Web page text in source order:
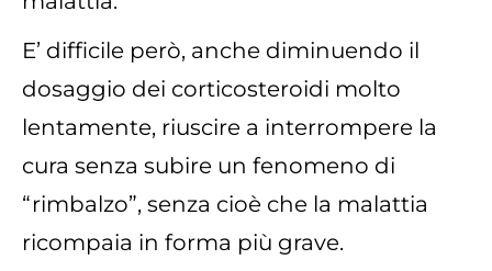
E’ difficile però, anche diminuendo il
dosaggio dei corticosteroidi molto
lentamente, riuscire a interrompere la
cura senza subire un fenomeno di
“rimbalzo”, senza cioè che la malattia
ricompaia in forma più grave.